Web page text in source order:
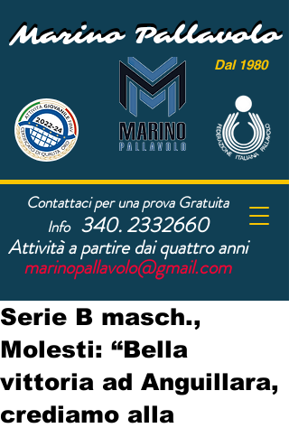
Marino Pallavolo
Marino Pallavolo
Dal 1980
Contattaci per una prova Gratuita
Info 340. 2332660
Attività a partire dai quattro anni
marinopallavolo@gmail.com
Serie B masch.,
Molesti: “Bella
vittoria ad Anguillara,
crediamo alla